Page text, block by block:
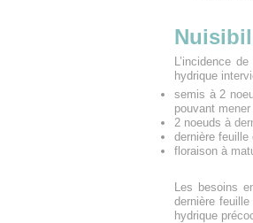
L’incidence
hydrique
semis à 2
pouvant mener
2 noeuds à
dernière
floraison à
Les besoins
dernière
hydrique